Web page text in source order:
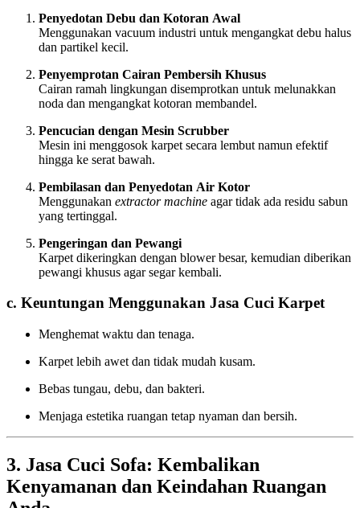
Penyedotan Debu dan Kotoran Awal
Menggunakan vacuum industri untuk mengangkat debu halus
dan partikel kecil.
Penyemprotan Cairan Pembersih Khusus
Cairan ramah lingkungan disemprotkan untuk melunakkan
noda dan mengangkat kotoran membandel.
Pencucian dengan Mesin Scrubber
Mesin ini menggosok karpet secara lembut namun efektif
hingga ke serat bawah.
Pembilasan dan Penyedotan Air Kotor
Menggunakan extractor machine agar tidak ada residu sabun
yang tertinggal.
Pengeringan dan Pewangi
Karpet dikeringkan dengan blower besar, kemudian diberikan
pewangi khusus agar segar kembali.
c. Keuntungan Menggunakan Jasa Cuci Karpet
Menghemat waktu dan tenaga.
Karpet lebih awet dan tidak mudah kusam.
Bebas tungau, debu, dan bakteri.
Menjaga estetika ruangan tetap nyaman dan bersih.
3. Jasa Cuci Sofa: Kembalikan
Kenyamanan dan Keindahan Ruangan